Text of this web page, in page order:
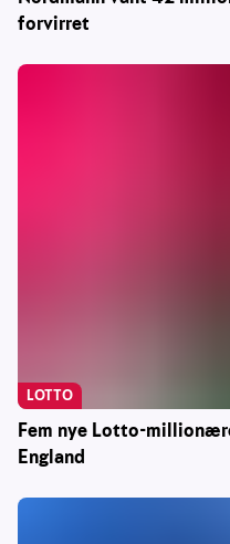
forvirret
Fem nye Lotto-
England
LOTTO